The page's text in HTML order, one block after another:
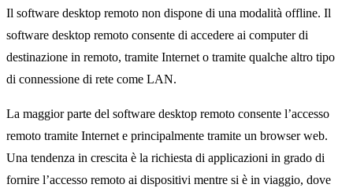
Il software desktop remoto non dispone di una modalità offline. Il
software desktop remoto consente di accedere ai computer di
destinazione in remoto, tramite Internet o tramite qualche altro tipo
di connessione di rete come LAN.
La maggior parte del software desktop remoto consente l’accesso
remoto tramite Internet e principalmente tramite un browser web.
Una tendenza in crescita è la richiesta di applicazioni in grado di
fornire l’accesso remoto ai dispositivi mentre si è in viaggio, dove